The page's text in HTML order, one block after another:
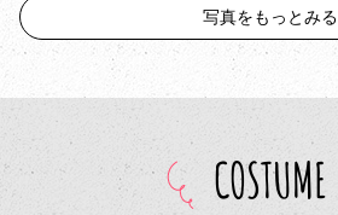
写真をもっとみる
COSTUME